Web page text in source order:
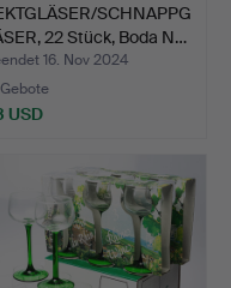
SCHNAPPG
22 Stück, Boda N…
16. Nov 2024
USD